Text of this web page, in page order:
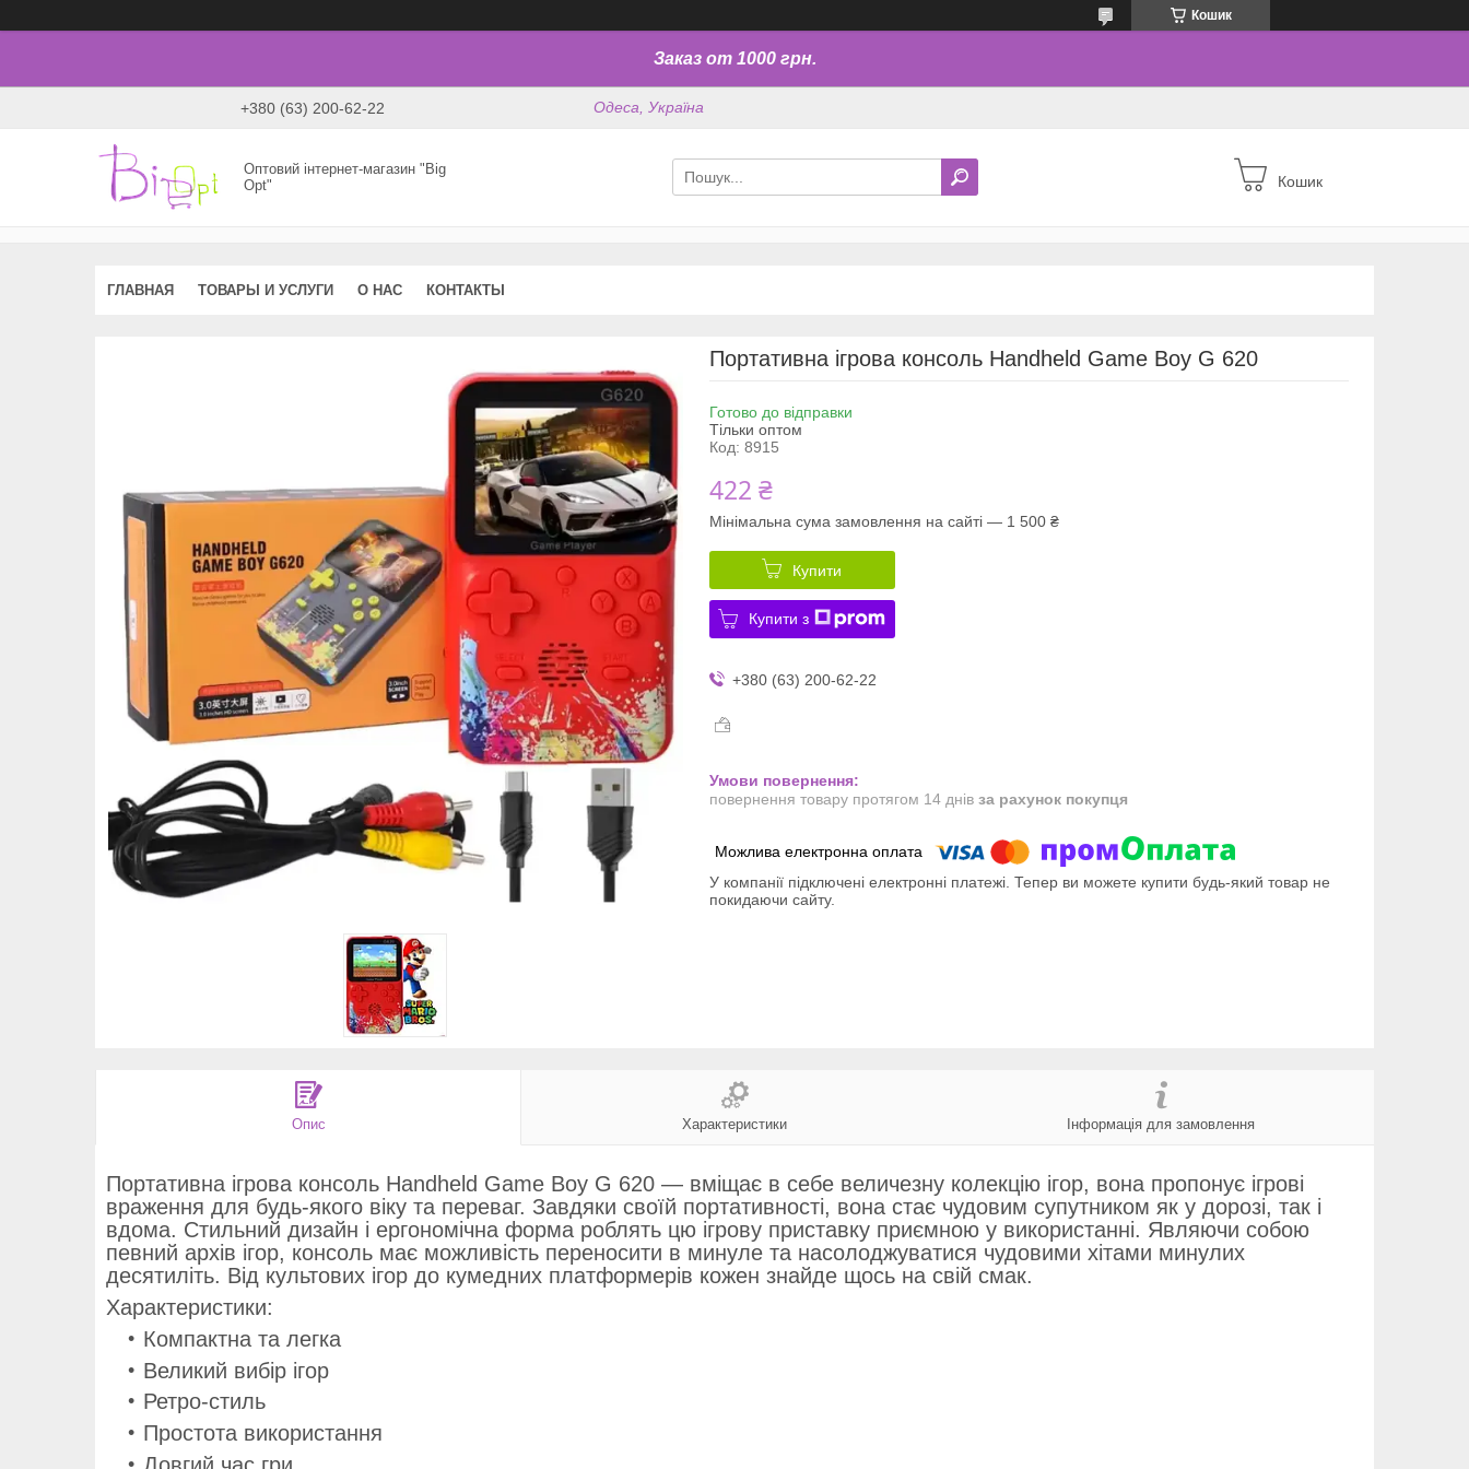
Кошик
Заказ от 1000 грн.
+380 (63) 200-62-22 Одеса, Україна
Оптовий інтернет-магазин "Big
Opt"
Кошик
ГЛАВНАЯ ТОВАРЫ И УСЛУГИ О НАС КОНТАКТЫ
Портативна ігрова консоль Handheld Game Boy G 620
Готово до відправки
Тільки оптом
Код: 8915
422 ₴
Мінімальна сума замовлення на сайті — 1 500 ₴
Купити
Купити з
+380 (63) 200-62-22
повернення товару протягом 14 днів за рахунок покупця
У компанії підключені електронні платежі. Тепер ви можете купити будь-який товар не
покидаючи сайту.
Опис Характеристики Інформація для замовлення
Портативна ігрова консоль Handheld Game Boy G 620 — вміщає в себе величезну колекцію ігор, вона пропонує ігрові
враження для будь-якого віку та переваг. Завдяки своїй портативності, вона стає чудовим супутником як у дорозі, так і
вдома. Стильний дизайн і ергономічна форма роблять цю ігрову приставку приємною у використанні. Являючи собою
певний архів ігор, консоль має можливість переносити в минуле та насолоджуватися чудовими хітами минулих
десятиліть. Від культових ігор до кумедних платформерів кожен знайде щось на свій смак.
Характеристики:
Компактна та легка
Великий вибір ігор
Ретро-стиль
Простота використання